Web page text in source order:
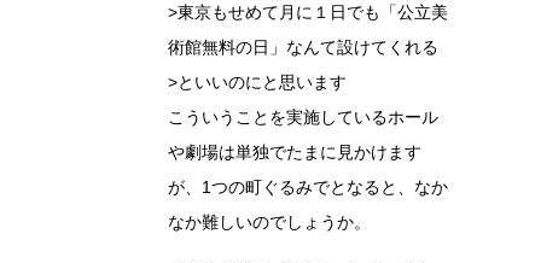
>東京もせめて月に１日でも「公立美
術館無料の日」なんて設けてくれる
>といいのにと思います
こういうことを実施しているホール
や劇場は単独でたまに見かけます
が、1つの町ぐるみでとなると、なか
なか難しいのでしょうか。